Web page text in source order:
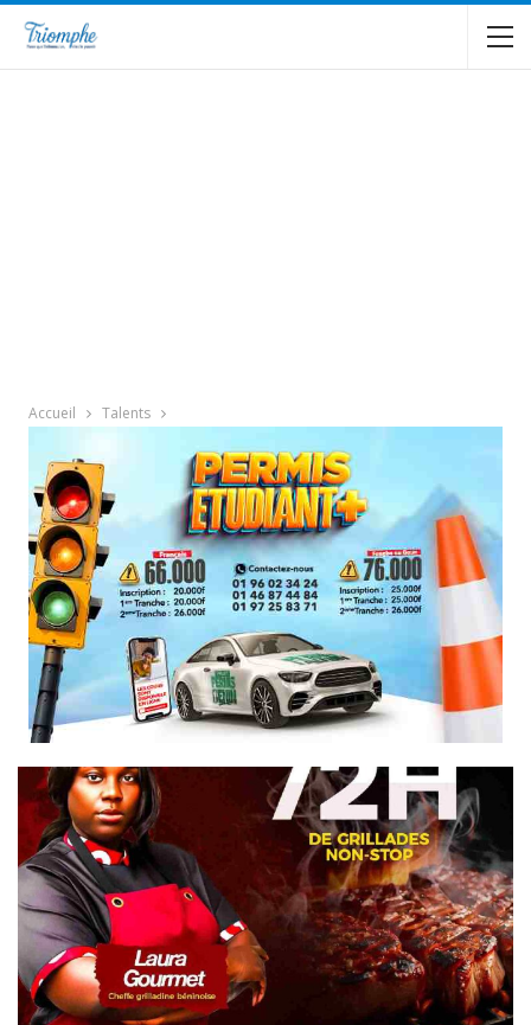
Accueil Talents